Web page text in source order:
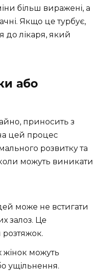
більш виражені, а
Якщо це турбує,
до лікаря, який
або
приносить з
цей процес
розвитку та
можуть виникати
може не встигати
залоз. Це
жінок можуть
ущільнення.